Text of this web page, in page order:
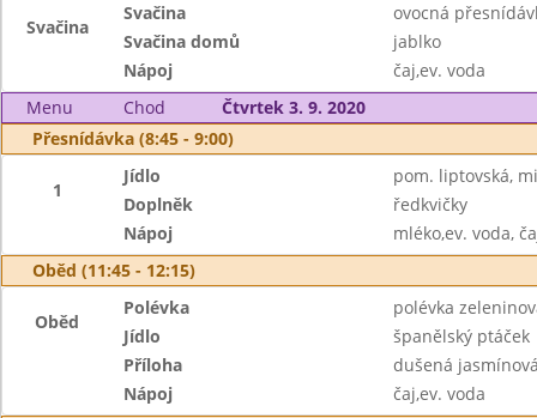
Svačina
Svačina
ovocná
Svačina domů
jablko
Nápoj
čaj,ev. voda
Menu
Chod
Čtvrtek 3. 9. 2020
Přesnídávka (8:45 - 9:00)
1
Jídlo
pom. liptovská,
Doplněk
ředkvičky
Nápoj
mléko,ev. voda,
Oběd (11:45 - 12:15)
Oběd
Polévka
polévka
Jídlo
španělský ptáček
Příloha
dušená
Nápoj
čaj,ev. voda